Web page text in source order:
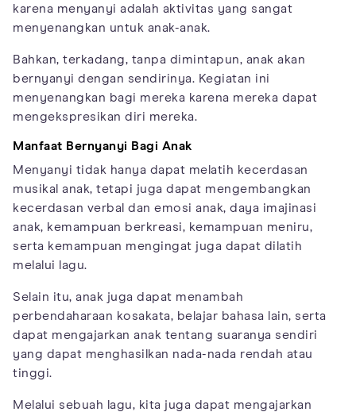
karena menyanyi adalah aktivitas yang sangat
menyenangkan untuk anak-anak.
Bahkan, terkadang, tanpa dimintapun, anak akan
bernyanyi dengan sendirinya. Kegiatan ini
menyenangkan bagi mereka karena mereka dapat
mengekspresikan diri mereka.
Manfaat Bernyanyi Bagi Anak
Menyanyi tidak hanya dapat melatih kecerdasan
musikal anak, tetapi juga dapat mengembangkan
kecerdasan verbal dan emosi anak, daya imajinasi
anak, kemampuan berkreasi, kemampuan meniru,
serta kemampuan mengingat juga dapat dilatih
melalui lagu.
Selain itu, anak juga dapat menambah
perbendaharaan kosakata, belajar bahasa lain, serta
dapat mengajarkan anak tentang suaranya sendiri
yang dapat menghasilkan nada-nada rendah atau
tinggi.
Melalui sebuah lagu, kita juga dapat mengajarkan